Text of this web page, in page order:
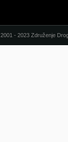
- 2023 Združenje